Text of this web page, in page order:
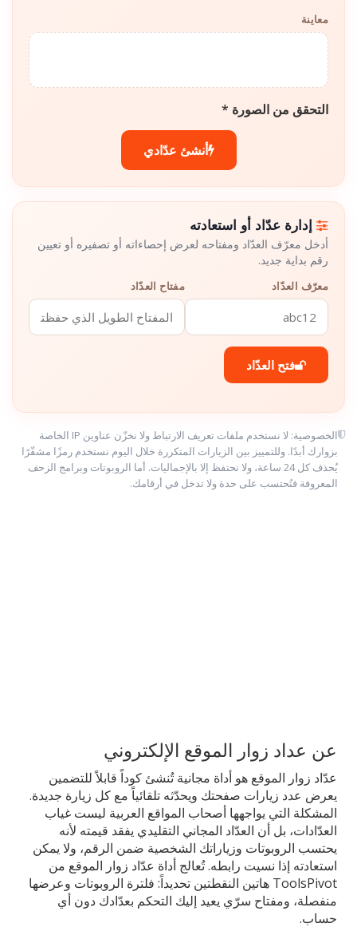
معاينة
التحقق من الصورة *
أنشئ عدّادي
إدارة عدّاد أو استعادته
أدخل معرّف العدّاد ومفتاحه لعرض إحصاءاته أو تصفيره أو تعيين
رقم بداية جديد.
معرّف العدّاد مفتاح العدّاد
فتح العدّاد
الخصوصية: لا نستخدم ملفات تعريف الارتباط ولا نخزّن عناوين IP الخاصة
بزوارك أبدًا. وللتمييز بين الزيارات المتكررة خلال اليوم نستخدم رمزًا مشفّرًا
يُحذف كل 24 ساعة، ولا نحتفظ إلا بالإجماليات. أما الروبوتات وبرامج الزحف
المعروفة فتُحتسب على حدة ولا تدخل في أرقامك.
عن عداد زوار الموقع الإلكتروني
عدّاد زوار الموقع هو أداة مجانية تُنشئ كوداً قابلاً للتضمين
يعرض عدد زيارات صفحتك ويحدّثه تلقائياً مع كل زيارة جديدة.
المشكلة التي يواجهها أصحاب المواقع العربية ليست غياب
العدّادات، بل أن العدّاد المجاني التقليدي يفقد قيمته لأنه
يحتسب الروبوتات وزياراتك الشخصية ضمن الرقم، ولا يمكن
استعادته إذا نسيت رابطه. تُعالج أداة عدّاد زوار الموقع من
ToolsPivot هاتين النقطتين تحديداً: فلترة الروبوتات وعرضها
منفصلة، ومفتاح سرّي يعيد إليك التحكم بعدّادك دون أي
حساب.